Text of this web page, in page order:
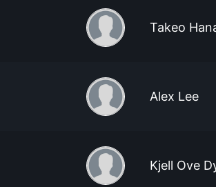
Takeo
Alex Lee
Kjell Ove